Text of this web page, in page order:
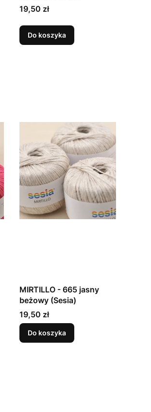
Cena
19,50 zł
Do koszyka
MIRTILLO - 665 jasny
beżowy (Sesia)
Cena
19,50 zł
Do koszyka